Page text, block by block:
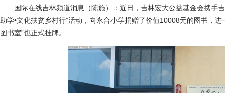
国际在线吉林频道消息（陈施）：近日，吉林宏大公益基金会携手
助学•文化扶贫乡村行”活动，向永合小学捐赠了价值10008元的图书，
图书室”也正式挂牌。